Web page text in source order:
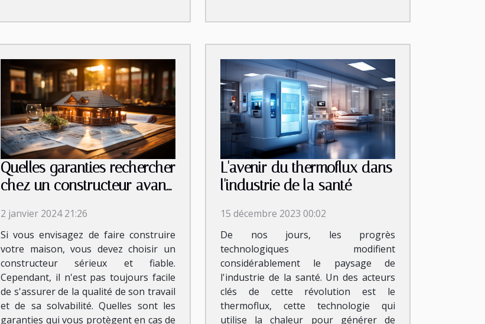
Quelles garanties rechercher
chez un constructeur avant
2 janvier 2024 21:26
Si vous envisagez de faire construire
votre maison, vous devez choisir un
constructeur sérieux et fiable.
Cependant, il n'est pas toujours facile
de s'assurer de la qualité de son travail
et de sa solvabilité. Quelles sont les
garanties qui vous protègent en cas de
L'avenir du thermoflux dans
l'industrie de la santé
15 décembre 2023 00:02
De nos jours, les progrès
technologiques modifient
considérablement le paysage de
l'industrie de la santé. Un des acteurs
clés de cette révolution est le
thermoflux, cette technologie qui
utilise la chaleur pour générer de